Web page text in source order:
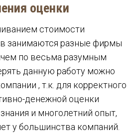
оценки
стоимости
занимаются разные фирмы
по весьма разумным
данную работу можно
, т.к. для корректного
денежной оценки
и многолетний опыт,
у большинства компаний.